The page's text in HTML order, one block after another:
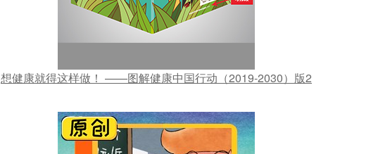
想健康就得这样做！ ——图解健康中国行动（2019-2030）版2